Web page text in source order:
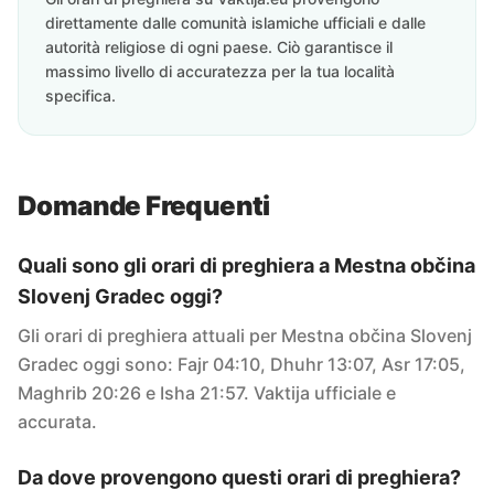
direttamente dalle comunità islamiche ufficiali e dalle
autorità religiose di ogni paese. Ciò garantisce il
massimo livello di accuratezza per la tua località
specifica.
Domande Frequenti
Quali sono gli orari di preghiera a Mestna občina
Slovenj Gradec oggi?
Gli orari di preghiera attuali per Mestna občina Slovenj
Gradec oggi sono: Fajr 04:10, Dhuhr 13:07, Asr 17:05,
Maghrib 20:26 e Isha 21:57. Vaktija ufficiale e
accurata.
Da dove provengono questi orari di preghiera?